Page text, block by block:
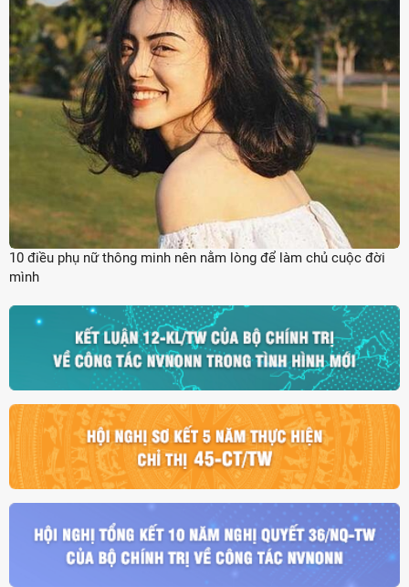
10 điều phụ nữ thông minh nên nằm lòng để làm chủ cuộc đời
mình